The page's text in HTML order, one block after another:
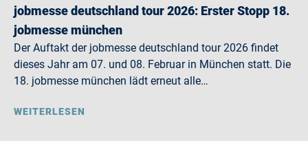
jobmesse deutschland tour 2026: Erster Stopp 18.
jobmesse münchen
Der Auftakt der jobmesse deutschland tour 2026 findet
dieses Jahr am 07. und 08. Februar in München statt. Die
18. jobmesse münchen lädt erneut alle…
WEITERLESEN